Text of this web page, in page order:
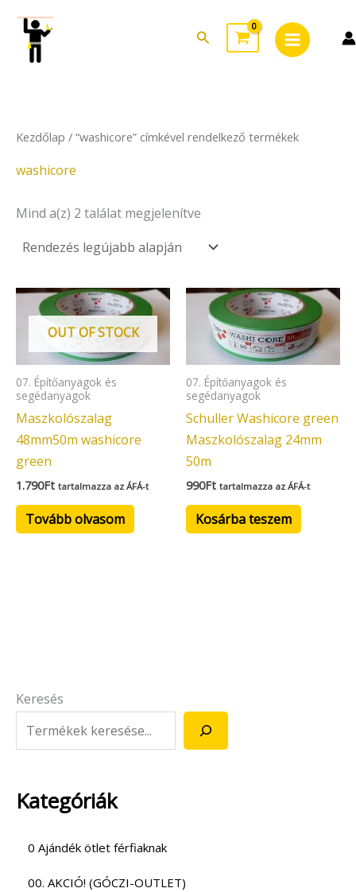
content
Search
Menu
Keresés
Kategóriák
0 Ajándék ötlet férfiaknak
00. AKCIÓ! (GÓCZI-OUTLET)
Kezdőlap / “washicore” címkével rendelkező termékek
washicore
Mind a(z) 2 találat megjelenítve
latest
OUT OF STOCK
07. Építőanyagok és
segédanyagok
Maszkolószalag
48mm50m washicore
green
1.790Ft tartalmazza az ÁFÁ-t
Tovább olvasom
07. Építőanyagok és
segédanyagok
Schuller Washicore green
Maszkolószalag 24mm
50m
990Ft tartalmazza az ÁFÁ-t
Kosárba teszem